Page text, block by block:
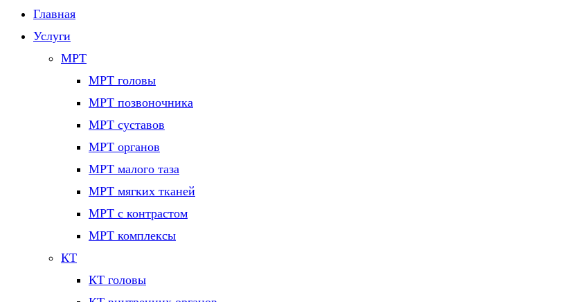
Главная
Услуги
МРТ
МРТ головы
МРТ позвоночника
МРТ суставов
МРТ органов
МРТ малого таза
МРТ мягких тканей
МРТ с контрастом
МРТ комплексы
КТ
КТ головы